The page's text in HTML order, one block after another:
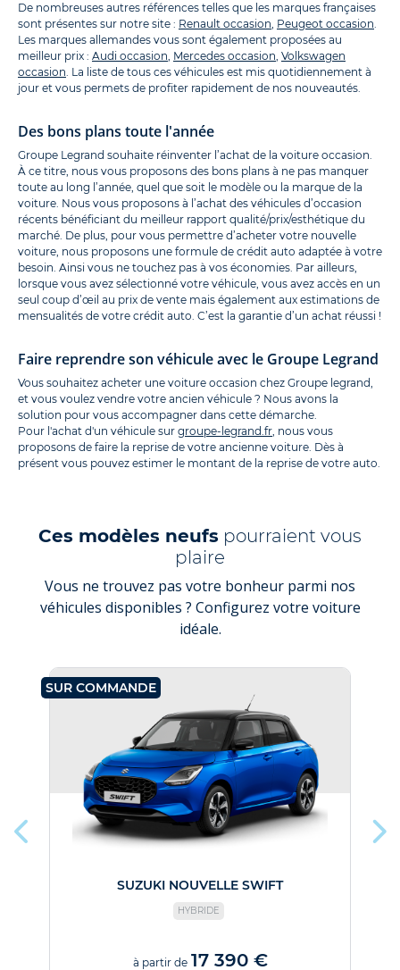
De nombreuses autres références telles que les marques françaises
sont présentes sur notre site : Renault occasion, Peugeot occasion.
Les marques allemandes vous sont également proposées au
meilleur prix : Audi occasion, Mercedes occasion, Volkswagen
occasion. La liste de tous ces véhicules est mis quotidiennement à
jour et vous permets de profiter rapidement de nos nouveautés.
Des bons plans toute l'année
Groupe Legrand souhaite réinventer l’achat de la voiture occasion.
À ce titre, nous vous proposons des bons plans à ne pas manquer
toute au long l’année, quel que soit le modèle ou la marque de la
voiture. Nous vous proposons à l’achat des véhicules d’occasion
récents bénéficiant du meilleur rapport qualité/prix/esthétique du
marché. De plus, pour vous permettre d’acheter votre nouvelle
voiture, nous proposons une formule de crédit auto adaptée à votre
besoin. Ainsi vous ne touchez pas à vos économies. Par ailleurs,
lorsque vous avez sélectionné votre véhicule, vous avez accès en un
seul coup d’œil au prix de vente mais également aux estimations de
mensualités de votre crédit auto. C’est la garantie d’un achat réussi !
Faire reprendre son véhicule avec le Groupe Legrand
Vous souhaitez acheter une voiture occasion chez Groupe legrand,
et vous voulez vendre votre ancien véhicule ? Nous avons la
solution pour vous accompagner dans cette démarche.
Pour l'achat d'un véhicule sur groupe-legrand.fr, nous vous
proposons de faire la reprise de votre ancienne voiture. Dès à
présent vous pouvez estimer le montant de la reprise de votre auto.
Ces modèles neufs pourraient vous
plaire
Vous ne trouvez pas votre bonheur parmi nos
véhicules disponibles ? Configurez votre voiture
idéale.
SUR COMMANDE
SUZUKI NOUVELLE SWIFT
HYBRIDE
à partir de 17 390 €